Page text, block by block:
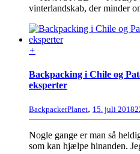
vinterlandskab, der minder
+
Backpacking i Chile og
eksperter
BackpackerPlanet, 15. juli 2018
Nogle gange er man så
som kan hjælpe hinanden.